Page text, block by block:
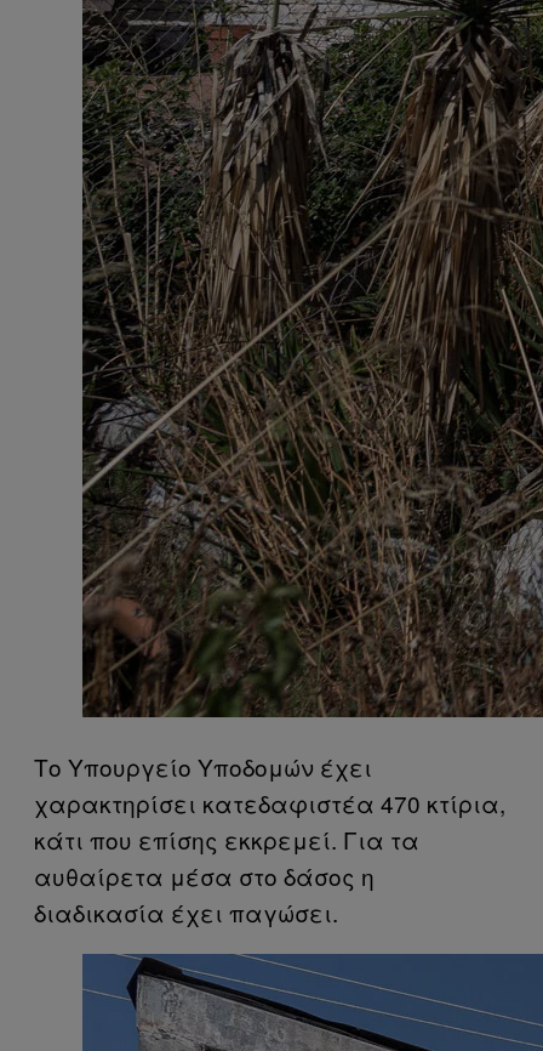
Το Υπουργείο Υποδομών έχει
χαρακτηρίσει κατεδαφιστέα 470 κτίρια,
κάτι που επίσης εκκρεμεί. Για τα
αυθαίρετα μέσα στο δάσος η
διαδικασία έχει παγώσει.